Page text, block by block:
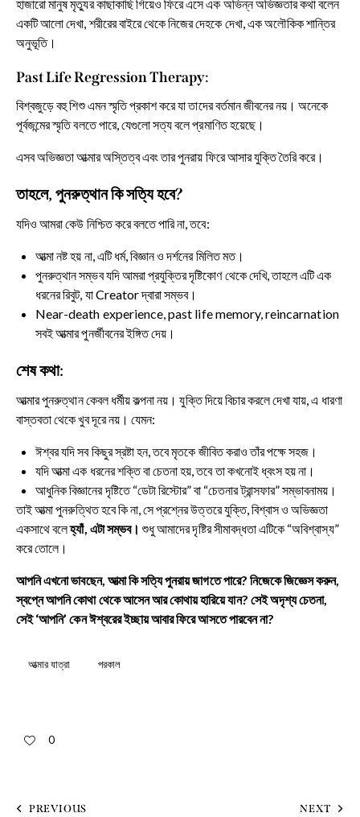
হাজারো মানুষ মৃত্যুর কাছাকাছি গিয়েও ফিরে এসে এক অভিন্ন অভিজ্ঞতার কথা বলেন
একটি আলো দেখা, শরীরের বাইরে থেকে নিজের দেহকে দেখা, এক অলৌকিক শান্তির
অনুভূতি।
Past Life Regression Therapy:
বিশ্বজুড়ে বহু শিশু এমন স্মৃতি প্রকাশ করে যা তাদের বর্তমান জীবনের নয়। অনেকে
পূর্বজন্মের স্মৃতি বলতে পারে, যেগুলো সত্য বলে প্রমাণিত হয়েছে।
এসব অভিজ্ঞতা আত্মার অস্তিত্ব এবং তার পুনরায় ফিরে আসার যুক্তি তৈরি করে।
তাহলে, পুনরুত্থান কি সত্যি হবে?
যদিও আমরা কেউ নিশ্চিত করে বলতে পারি না, তবে:
আত্মা নষ্ট হয় না, এটি ধর্ম, বিজ্ঞান ও দর্শনের মিলিত মত।
পুনরুত্থান সম্ভব যদি আমরা প্রযুক্তির দৃষ্টিকোণ থেকে দেখি, তাহলে এটি এক
ধরনের রিবুট, যা Creator দ্বারা সম্ভব।
Near-death experience, past life memory, reincarnation
সবই আত্মার পুনর্জীবনের ইঙ্গিত দেয়।
শেষ কথা:
আত্মার পুনরুত্থান কেবল ধর্মীয় কল্পনা নয়। যুক্তি দিয়ে বিচার করলে দেখা যায়, এ ধারণা
বাস্তবতা থেকে খুব দূরে নয়। যেমন:
ঈশ্বর যদি সব কিছুর স্রষ্টা হন, তবে মৃতকে জীবিত করাও তাঁর পক্ষে সহজ।
যদি আত্মা এক ধরনের শক্তি বা চেতনা হয়, তবে তা কখনোই ধ্বংস হয় না।
আধুনিক বিজ্ঞানের দৃষ্টিতে “ডেটা রিস্টোর” বা “চেতনার ট্রান্সফার” সম্ভাবনাময়।
তাই আত্মা পুনরুত্থিত হবে কি না, সে প্রশ্নের উত্তরে যুক্তি, বিশ্বাস ও অভিজ্ঞতা
একসাথে বলেহ্যাঁ, এটা সম্ভব। শুধু আমাদের দৃষ্টির সীমাবদ্ধতা এটিকে “অবিশ্বাস্য”
করে তোলে।
আপনি এখনো ভাবছেন, আত্মা কি সত্যি পুনরায় জাগতে পারে? নিজেকে জিজ্ঞেস করুন,
স্বপ্নে আপনি কোথা থেকে আসেন আর কোথায় হারিয়ে যান? সেই অদৃশ্য চেতনা,
সেই ‘আপনি’ কেন ঈশ্বরের ইচ্ছায় আবার ফিরে আসতে পারবেন না?
আত্মার যাত্রা পরকাল
0
PREVIOUS NEXT